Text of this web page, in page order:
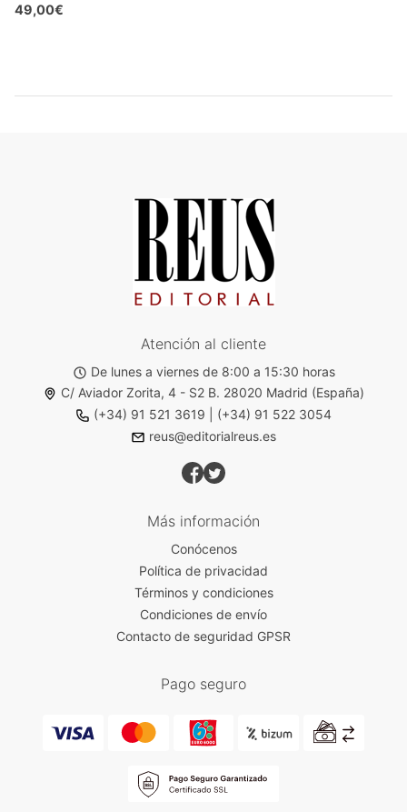
49,00€
Atención al cliente
De lunes a viernes de 8:00 a 15:30 horas
C/ Aviador Zorita, 4 - S2 B. 28020 Madrid (España)
(+34) 91 521 3619
(+34) 91 522 3054
reus@editorialreus.es
Más información
Conócenos
Política de privacidad
Términos y condiciones
Condiciones de envío
Contacto de seguridad GPSR
Pago seguro